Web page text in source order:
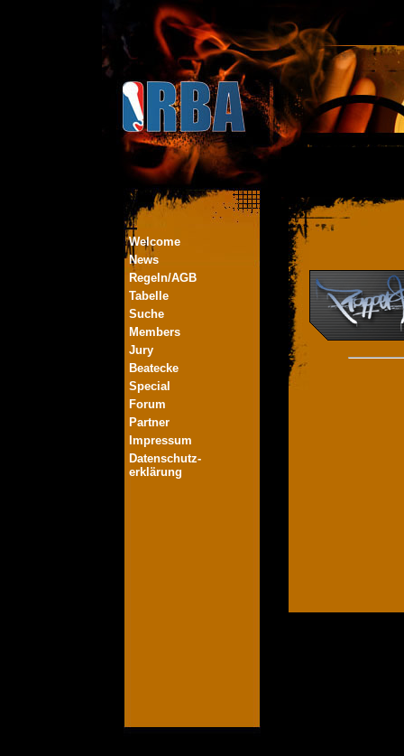
Welcome
News
Regeln/AGB
Tabelle
Suche
Members
Jury
Beatecke
Special
Forum
Partner
Impressum
Datenschutz-
erklärung